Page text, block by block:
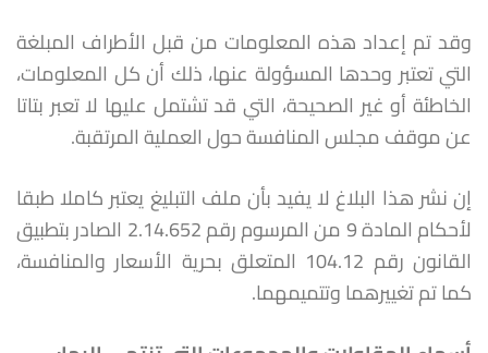
وقد تم إعداد هذه المعلومات من قبل الأطراف المبلغة
التي تعتبر وحدها المسؤولة عنها، ذلك أن كل المعلومات،
الخاطئة أو غير الصحيحة، التي قد تشتمل عليها لا تعبر بتاتا
عن موقف مجلس المنافسة حول العملية المرتقبة.
إن نشر هذا البلاغ لا يفيد بأن ملف التبليغ يعتبر كاملا طبقا
لأحكام المادة 9 من المرسوم رقم 2.14.652 الصادر بتطبيق
القانون رقم 104.12 المتعلق بحرية الأسعار والمنافسة،
كما تم تغييرهما وتتميمهما.